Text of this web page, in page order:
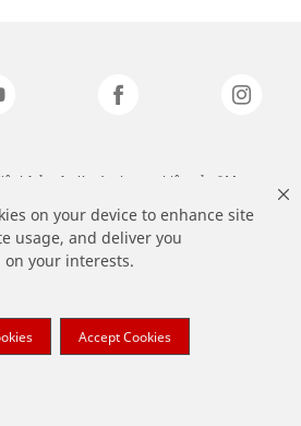
on your device to enhance site
usage, and deliver you
your interests.
Accept Cookies
kê ở trên là các thương hiệu của 3M.